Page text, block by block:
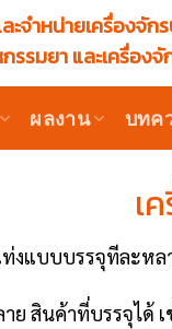
ละจำหน่ายเครื่องจั
รรมยา และเครื่อง
ผลงาน บทค
เ
งแบบบรรจุทีละหล
ย สินค้าที่บรรจุได้